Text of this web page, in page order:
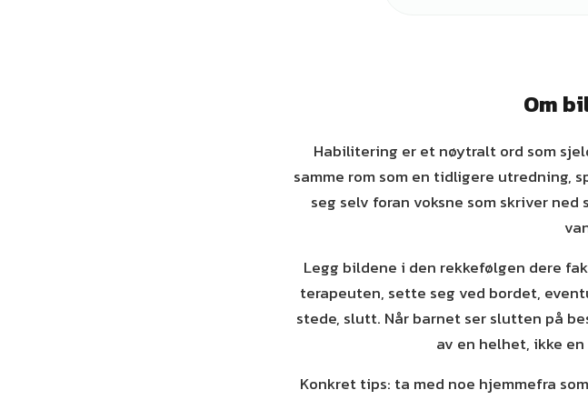
Om
Habilitering er et nøytralt ord som
samme rom som en tidligere utredning,
seg selv foran voksne som skriver
Legg bildene i den rekkefølgen dere
terapeuten, sette seg ved bordet,
stede, slutt. Når barnet ser slutten på
av en helhet, ikke
Konkret tips: ta med noe hjemmefra